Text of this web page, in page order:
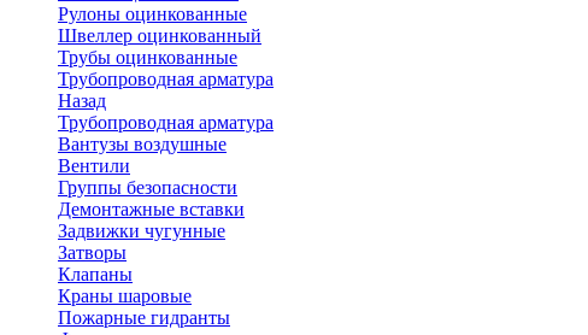
Рулоны оцинкованные
Швеллер оцинкованный
Трубы оцинкованные
Трубопроводная арматура
Назад
Трубопроводная арматура
Вантузы воздушные
Вентили
Группы безопасности
Демонтажные вставки
Задвижки чугунные
Затворы
Клапаны
Краны шаровые
Пожарные гидранты